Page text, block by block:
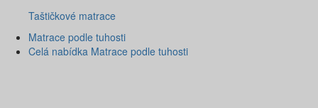
Taštičkové matrace
Matrace podle tuhosti
Celá nabídka Matrace podle tuhosti